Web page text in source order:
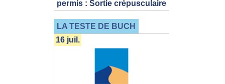
permis : Sortie crépusculaire
LA TESTE DE BUCH
16 juil.